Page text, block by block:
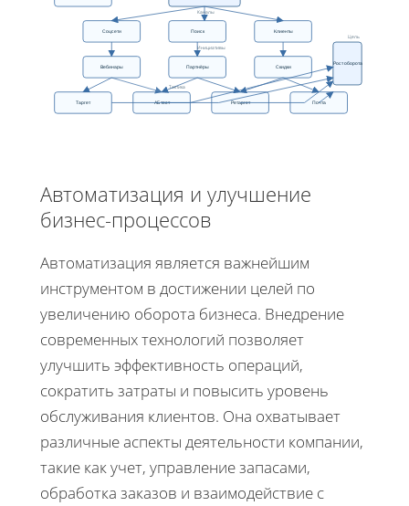
Соцсети Поиск Клиенты
Вебинары Партнёры Скидки
Таргет АБ тест Ретаргет Почта
Рост оборота
Каналы
Инициативы
Тактика
Цель
Автоматизация и улучшение
бизнес-процессов
Автоматизация является важнейшим
инструментом в достижении целей по
увеличению оборота бизнеса. Внедрение
современных технологий позволяет
улучшить эффективность операций,
сократить затраты и повысить уровень
обслуживания клиентов. Она охватывает
различные аспекты деятельности компании,
такие как учет, управление запасами,
обработка заказов и взаимодействие с